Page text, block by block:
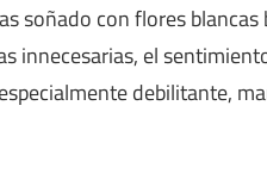
soñado con flores
innecesarias, el
debilitante,